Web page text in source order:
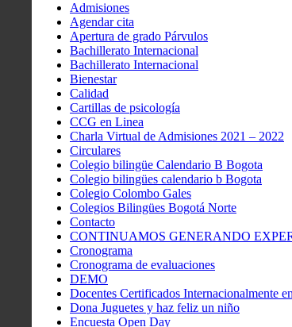
Admisiones
Agendar cita
Apertura de grado Párvulos
Bachillerato Internacional
Bachillerato Internacional
Bienestar
Calidad
Cartillas de psicología
CCG en Linea
Charla Virtual de Admisiones 2021 – 2022
Circulares
Colegio bilingüe Calendario B Bogota
Colegio bilingües calendario b Bogota
Colegio Colombo Gales
Colegios Bilingües Bogotá Norte
Contacto
CONTINUAMOS GENERANDO
Cronograma
Cronograma de evaluaciones
DEMO
Docentes Certificados Internacionalmente
Dona Juguetes y haz feliz un niño
Encuesta Open Day